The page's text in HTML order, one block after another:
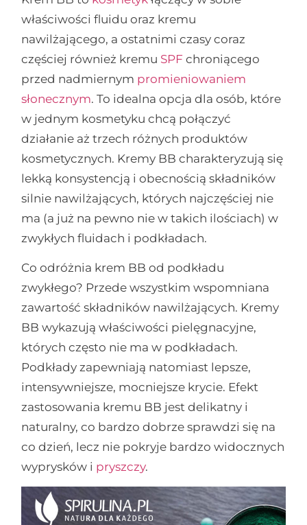
właściwości fluidu oraz kremu
nawilżającego, a ostatnimi czasy coraz
częściej również kremu SPF chroniącego
przed nadmiernym promieniowaniem
słonecznym. To idealna opcja dla osób, które
w jednym kosmetyku chcą połączyć
działanie aż trzech różnych produktów
kosmetycznych. Kremy BB charakteryzują się
lekką konsystencją i obecnością składników
silnie nawilżających, których najczęściej nie
ma (a już na pewno nie w takich ilościach) w
zwykłych fluidach i podkładach.
Co odróżnia krem BB od podkładu
zwykłego? Przede wszystkim wspomniana
zawartość składników nawilżających. Kremy
BB wykazują właściwości pielęgnacyjne,
których często nie ma w podkładach.
Podkłady zapewniają natomiast lepsze,
intensywniejsze, mocniejsze krycie. Efekt
zastosowania kremu BB jest delikatny i
naturalny, co bardzo dobrze sprawdzi się na
co dzień, lecz nie pokryje bardzo widocznych
wyprysków i pryszczy.